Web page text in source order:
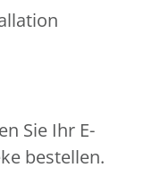
Sie Ihr E-
bestellen.